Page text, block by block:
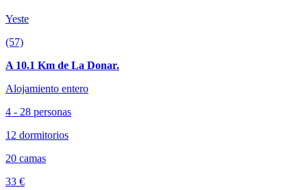
Yeste
(57)
A 10.1 Km de La Donar.
Alojamiento entero
4 - 28 personas
12 dormitorios
20 camas
33 €